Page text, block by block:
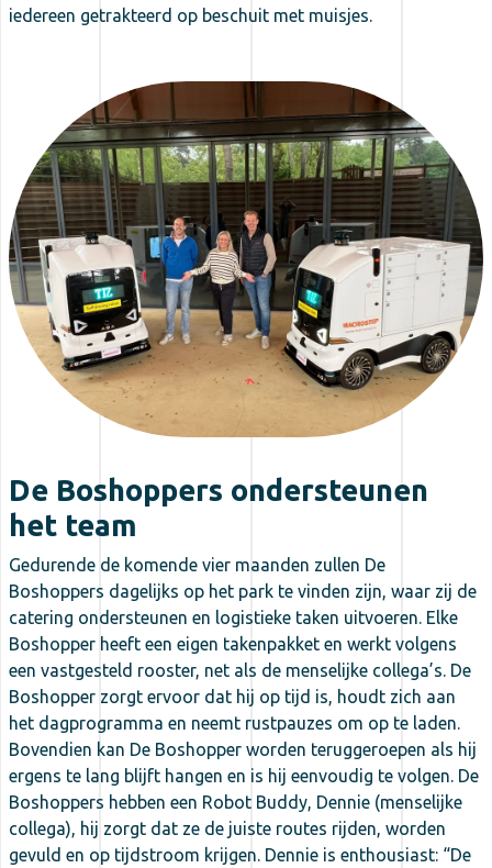
iedereen getrakteerd op beschuit met muisjes.
De Boshoppers ondersteunen
het team
Gedurende de komende vier maanden zullen De
Boshoppers dagelijks op het park te vinden zijn, waar zij de
catering ondersteunen en logistieke taken uitvoeren. Elke
Boshopper heeft een eigen takenpakket en werkt volgens
een vastgesteld rooster, net als de menselijke collega’s. De
Boshopper zorgt ervoor dat hij op tijd is, houdt zich aan
het dagprogramma en neemt rustpauzes om op te laden.
Bovendien kan De Boshopper worden teruggeroepen als hij
ergens te lang blijft hangen en is hij eenvoudig te volgen. De
Boshoppers hebben een Robot Buddy, Dennie (menselijke
collega), hij zorgt dat ze de juiste routes rijden, worden
gevuld en op tijdstroom krijgen. Dennie is enthousiast: “De